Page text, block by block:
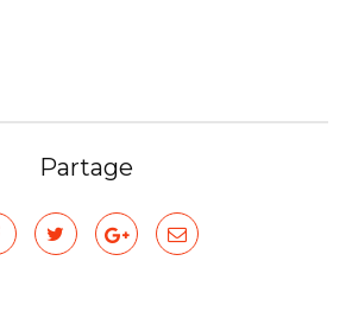
Partage